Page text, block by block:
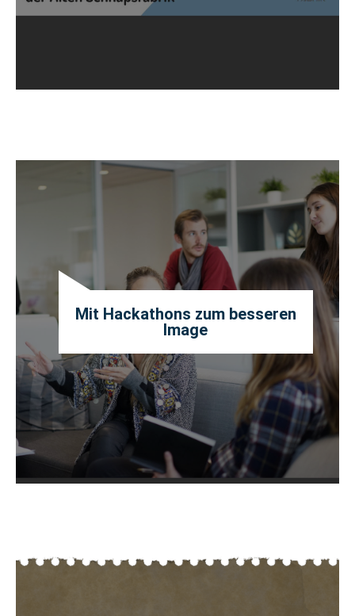
Mit Hackathons zum besseren
Image